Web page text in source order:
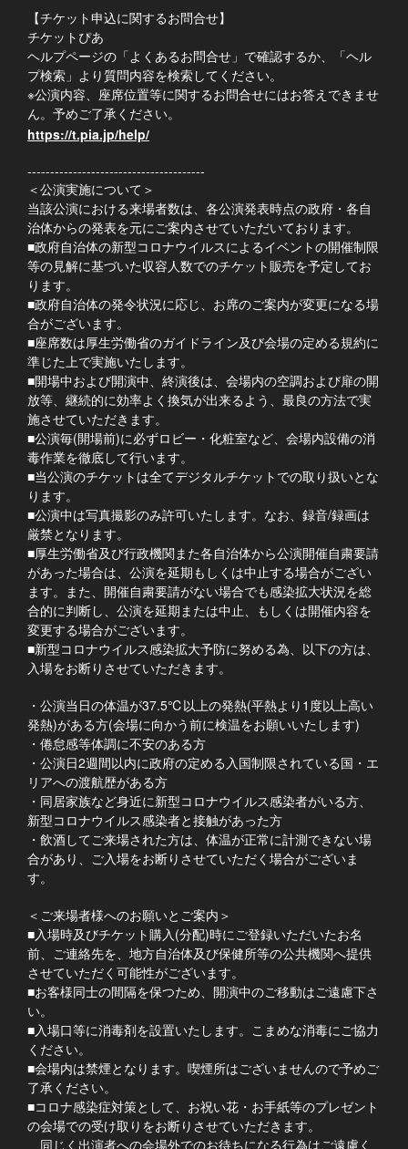
【チケット申込に関するお問合せ】
チケットぴあ
ヘルプページの「よくあるお問合せ」で確認するか、「ヘル
プ検索」より質問内容を検索してください。
※公演内容、座席位置等に関するお問合せにはお答えできませ
ん。予めご了承ください。
https://t.pia.jp/help/
---------------------------------------
＜公演実施について＞
当該公演における来場者数は、各公演発表時点の政府・各自
治体からの発表を元にご案内させていただいております。
■政府自治体の新型コロナウイルスによるイベントの開催制限
等の見解に基づいた収容人数でのチケット販売を予定してお
ります。
■政府自治体の発令状況に応じ、お席のご案内が変更になる場
合がございます。
■座席数は厚生労働省のガイドライン及び会場の定める規約に
準じた上で実施いたします。
■開場中および開演中、終演後は、会場内の空調および扉の開
放等、継続的に効率よく換気が出来るよう、最良の方法で実
施させていただきます。
■公演毎(開場前)に必ずロビー・化粧室など、会場内設備の消
毒作業を徹底して行います。
■当公演のチケットは全てデジタルチケットでの取り扱いとな
ります。
■公演中は写真撮影のみ許可いたします。なお、録音/録画は
厳禁となります。
■厚生労働省及び行政機関また各自治体から公演開催自粛要請
があった場合は、公演を延期もしくは中止する場合がござい
ます。また、開催自粛要請がない場合でも感染拡大状況を総
合的に判断し、公演を延期または中止、もしくは開催内容を
変更する場合がございます。
■新型コロナウイルス感染拡大予防に努める為、以下の方は、
入場をお断りさせていただきます。
・公演当日の体温が37.5℃以上の発熱(平熱より1度以上高い
発熱)がある方(会場に向かう前に検温をお願いいたします)
・倦怠感等体調に不安のある方
・公演日2週間以内に政府の定める入国制限されている国・エ
リアへの渡航歴がある方
・同居家族など身近に新型コロナウイルス感染者がいる方、
新型コロナウイルス感染者と接触があった方
・飲酒してご来場された方は、体温が正常に計測できない場
合があり、ご入場をお断りさせていただく場合がございま
す。
＜ご来場者様へのお願いとご案内＞
■入場時及びチケット購入(分配)時にご登録いただいたお名
前、ご連絡先を、地方自治体及び保健所等の公共機関へ提供
させていただく可能性がございます。
■お客様同士の間隔を保つため、開演中のご移動はご遠慮下さ
い。
■入場口等に消毒剤を設置いたします。こまめな消毒にご協力
ください。
■会場内は禁煙となります。喫煙所はございませんので予めご
了承ください。
■コロナ感染症対策として、お祝い花・お手紙等のプレゼント
の会場での受け取りをお断りさせていただきます。
同じく出演者への会場外でのお待ちになる行為はご遠慮く